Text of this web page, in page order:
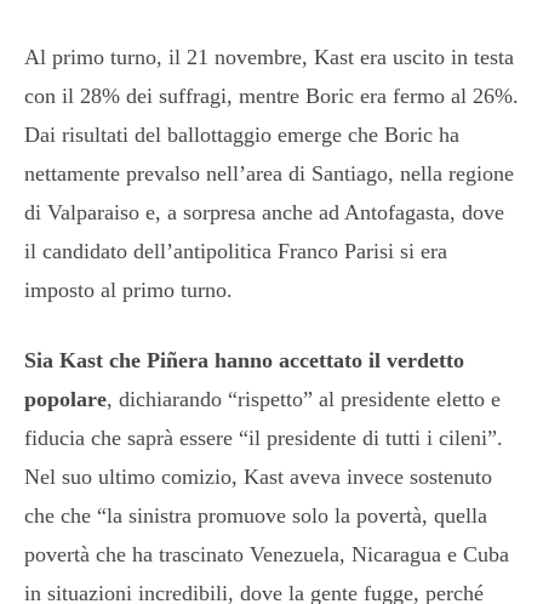
Al primo turno, il 21 novembre, Kast era uscito in testa
con il 28% dei suffragi, mentre Boric era fermo al 26%.
Dai risultati del ballottaggio emerge che Boric ha
nettamente prevalso nell’area di Santiago, nella regione
di Valparaiso e, a sorpresa anche ad Antofagasta, dove
il candidato dell’antipolitica Franco Parisi si era
imposto al primo turno.
Sia Kast che Piñera hanno accettato il verdetto
popolare, dichiarando “rispetto” al presidente eletto e
fiducia che saprà essere “il presidente di tutti i cileni”.
Nel suo ultimo comizio, Kast aveva invece sostenuto
che che “la sinistra promuove solo la povertà, quella
povertà che ha trascinato Venezuela, Nicaragua e Cuba
in situazioni incredibili, dove la gente fugge, perché